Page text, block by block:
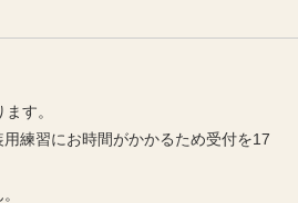
す。
練習にお時間がかかるため受付を17